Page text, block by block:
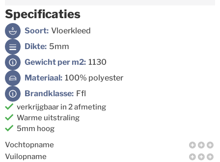
Specificaties
Soort: Vloerkleed
Dikte: 5mm
Gewicht per m2: 1130
Materiaal: 100% polyester
Brandklasse: Ffl
verkrijgbaar in 2 afmeting
Warme uitstraling
5mm hoog
Vochtopname
Vuilopname